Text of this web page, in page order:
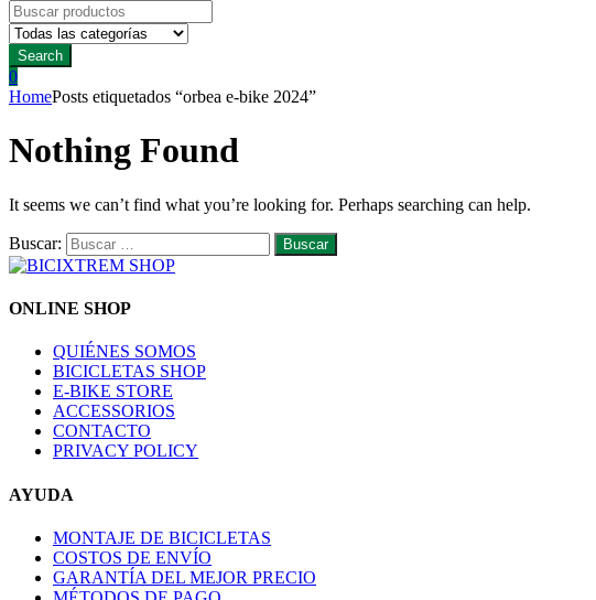
Search
0
HomePosts etiquetados “orbea e-bike 2024”
Nothing Found
It seems we can’t find what you’re looking for. Perhaps searching can help.
Buscar:
ONLINE SHOP
QUIÉNES SOMOS
BICICLETAS SHOP
E-BIKE STORE
ACCESSORIOS
CONTACTO
PRIVACY POLICY
AYUDA
MONTAJE DE BICICLETAS
COSTOS DE ENVÍO
GARANTÍA DEL MEJOR PRECIO